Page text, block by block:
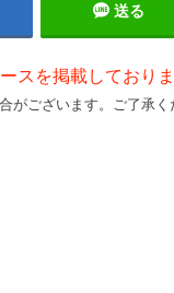
送る
スを掲載しておりま
ございます。ご了承く